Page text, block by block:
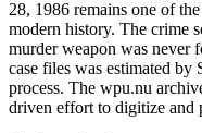
28, 1986 remains one of
modern history. The crime
murder weapon was never
case files was estimated by
process. The wpu.nu
driven effort to digitize and